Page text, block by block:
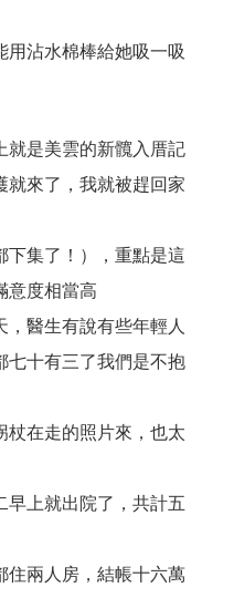
用沾水棉棒給她吸一吸
就是美雲的新髖入厝記
就來了，我就被趕回家
下集了！），重點是這
意度相當高
醫生有說有些年輕人
七十有三了我們是不抱
杖在走的照片來，也太
早上就出院了，共計五
住兩人房，結帳十六萬